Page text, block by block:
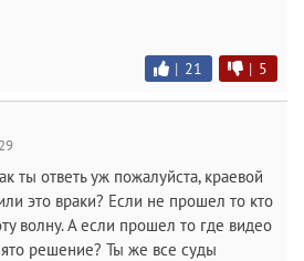
| 21 | 5
ты ответь уж пожалуйста, краевой
это враки? Если не прошел то кто
волну. А если прошел то где видео
решение? Ты же все суды